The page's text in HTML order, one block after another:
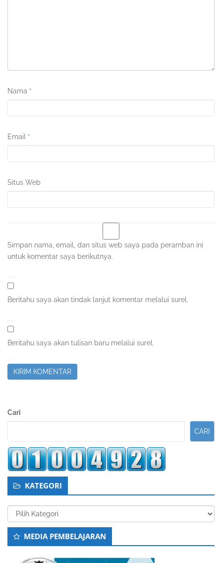
Nama *
Email *
Situs Web
Simpan nama, email, dan situs web saya pada peramban ini
untuk komentar saya berikutnya.
Beritahu saya akan tindak lanjut komentar melalui surel.
Beritahu saya akan tulisan baru melalui surel.
Sidebar
Cari
CARI
KATEGORI
Kategori
MEDIA PEMBELAJARAN